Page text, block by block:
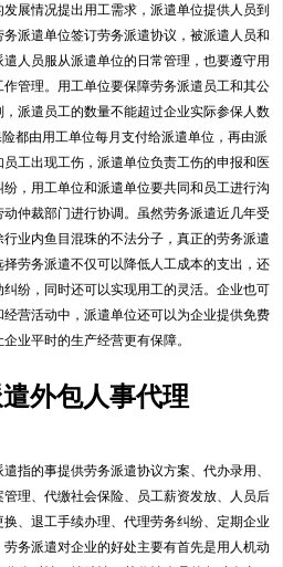
展情况提出用工需求，派遣单位提供人员到
派遣单位签订劳务派遣协议，被派遣人员和
人员服从派遣单位的日常管理，也要遵守用
管理。用工单位要保障劳务派遣员工和其公
派遣员工的数量不能超过企业实际参保人数
都由用工单位每月支付给派遣单位，再由派
工出现工伤，派遣单位负责工伤的申报和医
，用工单位和派遣单位要共同和员工进行沟
仲裁部门进行协调。虽然劳务派遣近几年受
业内鱼目混珠的不法分子，真正的劳务派遣
劳务派遣不仅可以降低人工成本的支出，还
纷，同时还可以实现用工的灵活。企业也可
营活动中，派遣单位还可以为企业提供免费
业平时的生产经营更有保障。
外包人事代理
指的事提供劳务派遣协议方案、代办录用、
理、代缴社会保险、员工薪资发放、人员后
、退工手续办理、代理劳务纠纷、定期企业
务派遣对企业的好处主要有首先是用人机动